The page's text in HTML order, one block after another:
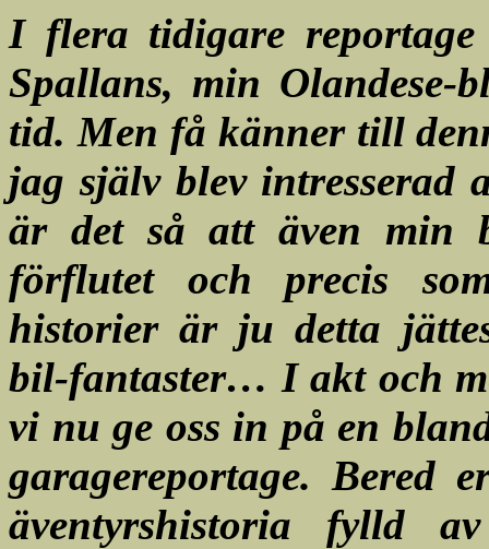
I flera tidigare
Spallans, min Olandese-
tid. Men få känner till
jag själv blev intresserad
är det så att även min
förflutet och precis
historier är ju detta
bil-fantaster… I akt och
vi nu ge oss in på en
garagereportage. Bered
äventyrshistoria fylld